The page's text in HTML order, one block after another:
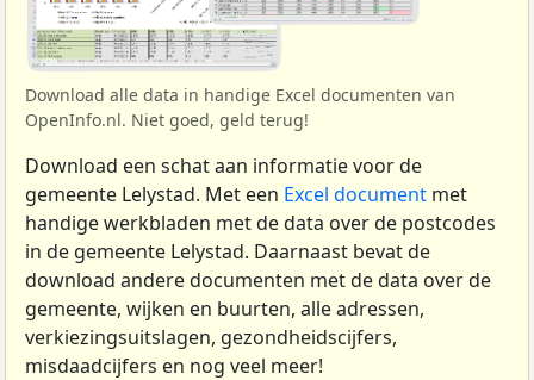
Download alle data in handige Excel documenten van
OpenInfo.nl. Niet goed, geld terug!
Download een schat aan informatie voor de
gemeente Lelystad. Met een Excel document met
handige werkbladen met de data over de postcodes
in de gemeente Lelystad. Daarnaast bevat de
download andere documenten met de data over de
gemeente, wijken en buurten, alle adressen,
verkiezingsuitslagen, gezondheidscijfers,
misdaadcijfers en nog veel meer!